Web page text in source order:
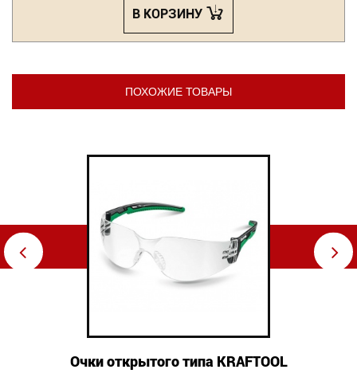
В КОРЗИНУ
ПОХОЖИЕ ТОВАРЫ
⇦
Очки открытого типа KRAFTOOL
⇨